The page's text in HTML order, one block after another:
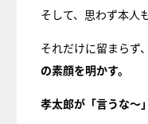
そして、思わず本人
それだけに留まらず、
の素顔を明かす。
孝太郎が「言うな～